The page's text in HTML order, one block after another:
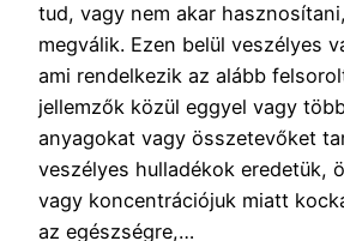
tud, vagy nem akar
megválik. Ezen belül veszélyes
ami rendelkezik az alább
jellemzők közül eggyel vagy
anyagokat vagy összetevőket
veszélyes hulladékok eredetük,
vagy koncentrációjuk miatt
az egészségre,…